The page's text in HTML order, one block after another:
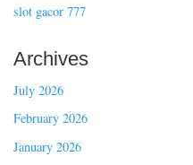
slot gacor 777
Archives
July 2026
February 2026
January 2026